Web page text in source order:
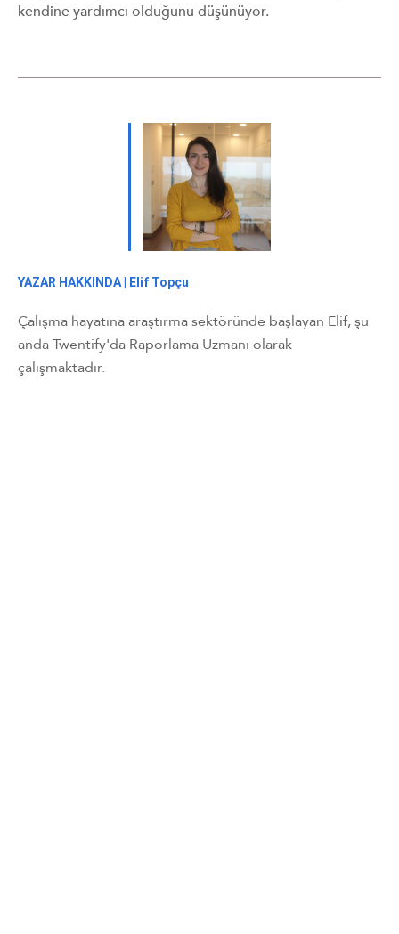
kendine yardımcı olduğunu düşünüyor.
YAZAR HAKKINDA | Elif Topçu
Çalışma hayatına araştırma sektöründe başlayan Elif, şu
anda Twentify'da Raporlama Uzmanı olarak
çalışmaktadır.